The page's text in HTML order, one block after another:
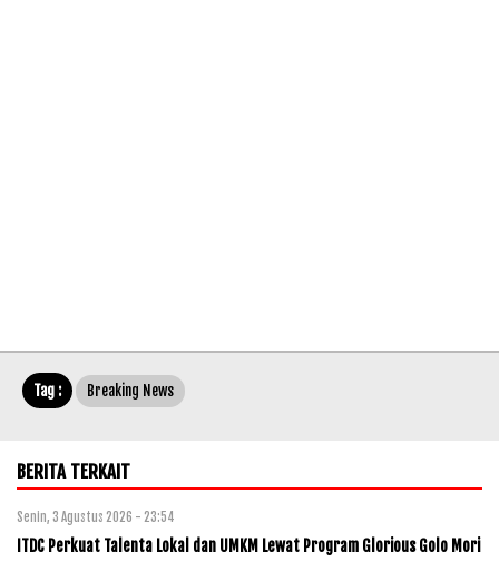
Tag : Breaking News
BERITA TERKAIT
Senin, 3 Agustus 2026 - 23:54
ITDC Perkuat Talenta Lokal dan UMKM Lewat Program Glorious Golo Mori